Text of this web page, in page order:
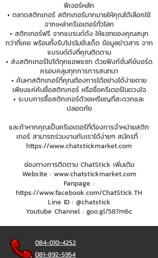
ฟีเจอร์หลัก
• ตลาดสติกเกอร์ สติกเกอร์มากมายให้คุณได้เลือกใช้
จากเหล่าครีเอเตอร์ทั่วโลก
• สติกเกอร์ฟรี จากแบรนด์ดัง ให้แชทของคุณสนุก
กว่าที่เคย พร้อมทั้งรับโปรโมชั่นเด็ด ข้อมูลข่าวสาร จาก
แบรนด์ดังที่คุณติดตาม
• ส่งสติกเกอร์ไปได้ทุกแอพแชท ด้วยฟังก์ชั่นคีย์บอร์ด
ครอบคลุมทุกการการสนทนา
• ค้นหาสติกเกอร์ที่คุณต้องการได้อย่างได้ง่ายดาย
เพียงแค่ค้นชื่อสติกเกอร์ หรือชื่อครีเตอร์ในดวงใจ
• ระบบการซื้อสติกเกอร์ด้วยเหรียญที่สะดวกและ
ปลอดภัย
และถ้าหากคุณเป็นครีเอเตอร์ที่ต้องการจำหน่ายสติก
เกอร์ สามารถร่วมงานกับเราได้ง่ายๆ สมัครที่ :
https://www.chatstickmarket.com
ช่องทางการติดตาม ChatStick เพิ่มเติม
Website : www.chatstickmarket.com
Fanpage :
https://www.facebook.com/ChatStick.TH
Line ID : @chatstick
Youtube Channel : goo.gl/587m6c
084-010-4252
081-892-5954